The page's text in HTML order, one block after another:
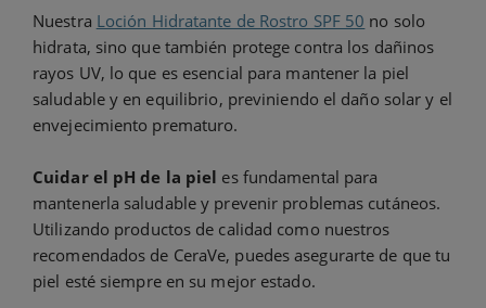
Nuestra Loción Hidratante de Rostro SPF 50 no solo
hidrata, sino que también protege contra los dañinos
rayos UV, lo que es esencial para mantener la piel
saludable y en equilibrio, previniendo el daño solar y el
envejecimiento prematuro.
Cuidar el pH de la piel es fundamental para
mantenerla saludable y prevenir problemas cutáneos.
Utilizando productos de calidad como nuestros
recomendados de CeraVe, puedes asegurarte de que tu
piel esté siempre en su mejor estado.